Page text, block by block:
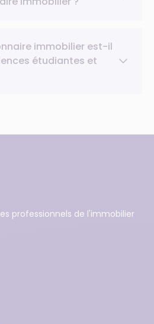
immobilier est-il
étudiantes et
professionnels de l'immobilier